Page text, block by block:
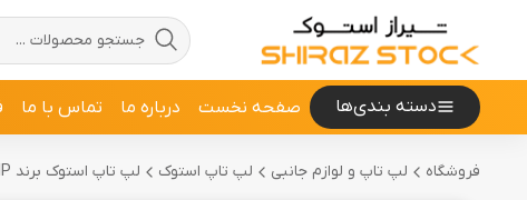
دسته بندی‌ها صفحه نخست درباره ما تماس با ما
فروشگاه لپ تاپ و لوازم جانبی لپ تاپ استوک لپ تاپ استوک برند HP